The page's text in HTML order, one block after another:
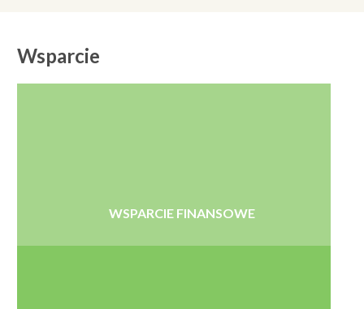
Wsparcie
WSPARCIE FINANSOWE